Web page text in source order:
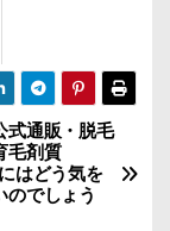
式通販・脱毛
毛剤質
はどう気を
のでしょう